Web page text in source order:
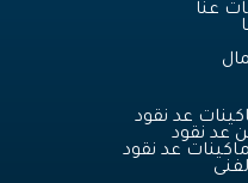
عنا
عد نقود
عد نقود
عد نقود